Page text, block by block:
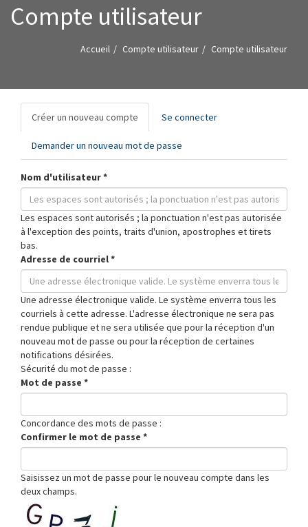
Compte utilisateur
Accueil Compte utilisateur Compte utilisateur
Onglets
principaux
Créer un nouveau compte (onglet
actif)
Se connecter
Demander un nouveau mot de passe
Nom d'utilisateur*
Les espaces sont autorisés ; la ponctuation n'est pas autorisée
à l'exception des points, traits d'union, apostrophes et tirets
bas.
Adresse de courriel*
Une adresse électronique valide. Le système enverra tous les
courriels à cette adresse. L'adresse électronique ne sera pas
rendue publique et ne sera utilisée que pour la réception d'un
nouveau mot de passe ou pour la réception de certaines
notifications désirées.
Sécurité du mot de passe :
Mot de passe *
Concordance des mots de passe :
Confirmer le mot de passe *
Saisissez un mot de passe pour le nouveau compte dans les
deux champs.